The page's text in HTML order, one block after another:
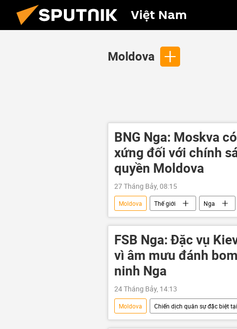
Việt Nam
Moldova
BNG Nga: Moskva
xứng đối với chính
quyền Moldova
27 Tháng Bảy, 08:15
Moldova Thế giới Nga
FSB Nga: Đặc vụ
vì âm mưu đánh
ninh Nga
24 Tháng Bảy, 14:13
Moldova Chiến dịch quân sự đặc biệt
Ukraina
xung đột quân sự